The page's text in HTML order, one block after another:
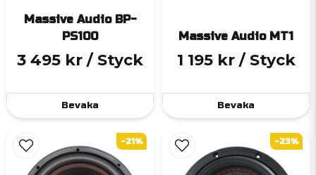
Massive Audio BP-
PS100
3 495 kr / Styck
Bevaka
Massive Audio MT1
1 195 kr / Styck
Bevaka
-21% -23%